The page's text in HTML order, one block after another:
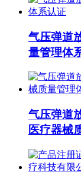
气压弹道
量管理体
气压弹道
医疗器械